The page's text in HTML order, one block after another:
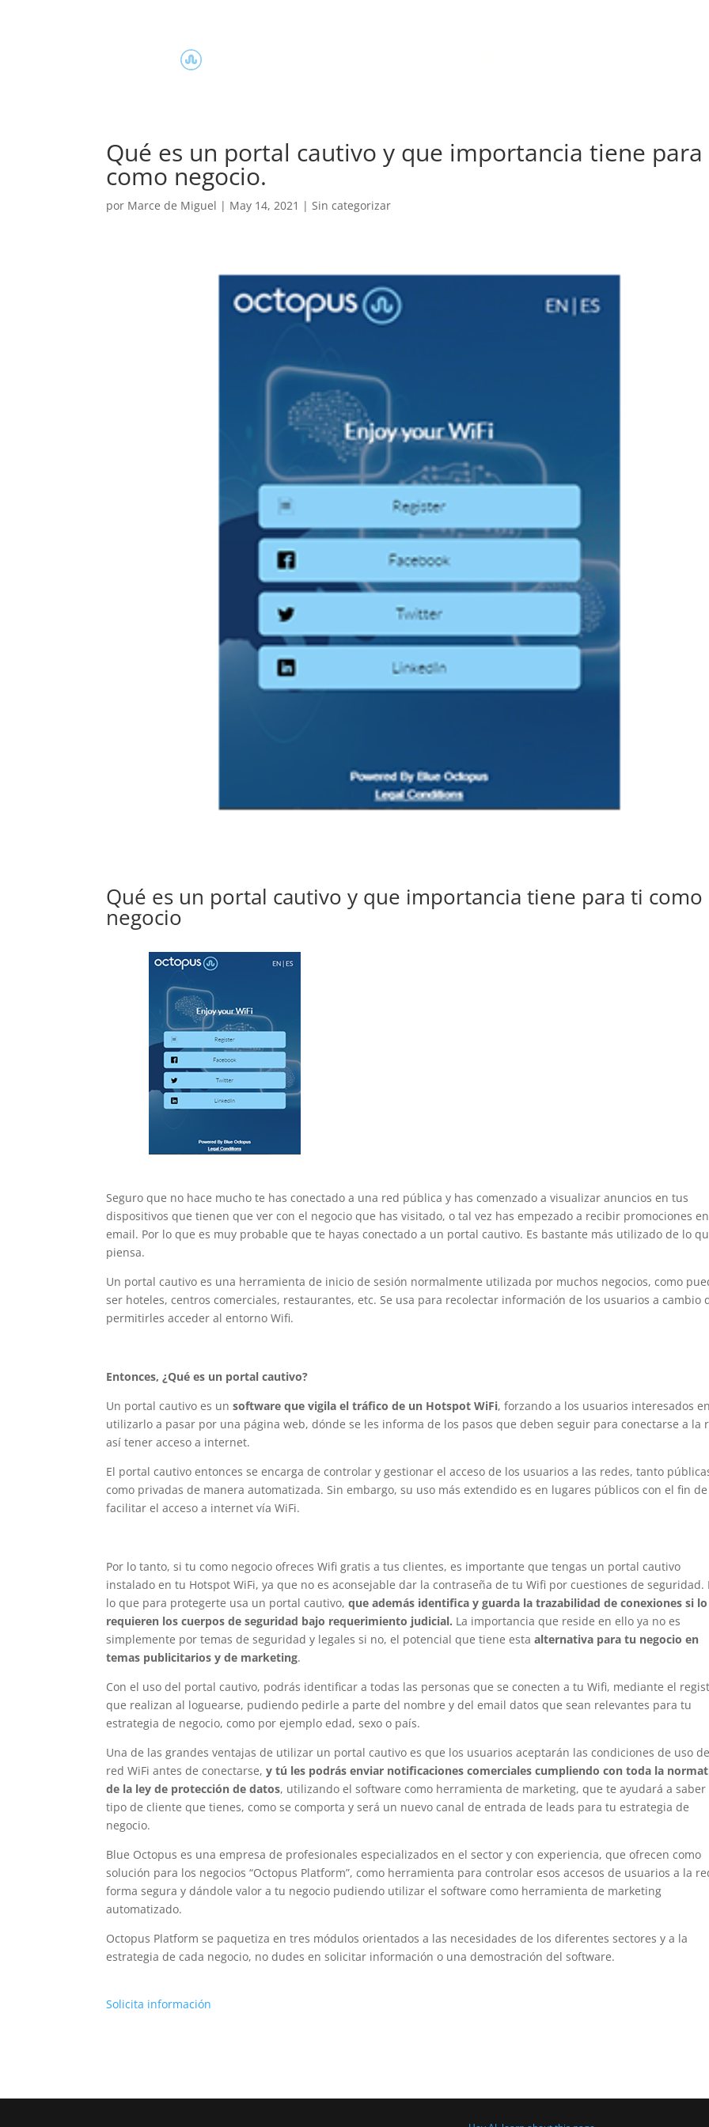
Qué es un portal cautivo y que importancia tiene
como negocio.
por Marce de Miguel | May 14, 2021 |Sin categorizar
Qué es un portal cautivo y que importancia tiene para ti como
negocio
Seguro que no hace mucho te has conectado a una red pública y has comenzado a visualizar anuncios en tus
dispositivos que tienen que ver con el negocio que has visitado, o tal vez has empezado a recibir promociones
email. Por lo que es muy probable que te hayas conectado a un portal cautivo. Es bastante más utilizado de lo
piensa.
Un portal cautivo es una herramienta de inicio de sesión normalmente utilizada por muchos negocios, como
ser hoteles, centros comerciales, restaurantes, etc. Se usa para recolectar información de los usuarios a cambio
permitirles acceder al entorno Wifi.
Entonces, ¿Qué es un portal cautivo?
Un portal cautivo es unsoftware que vigila el tráfico de un Hotspot WiFi, forzando a los usuarios interesados en
utilizarlo a pasar por una página web, dónde se les informa de los pasos que deben seguir para conectarse a la
así tener acceso a internet.
El portal cautivo entonces se encarga de controlar y gestionar el acceso de los usuarios a las redes, tanto
como privadas de manera automatizada. Sin embargo, su uso más extendido es en lugares públicos con el fin de
facilitar el acceso a internet vía WiFi.
Por lo tanto, si tu como negocio ofreces Wifi gratis a tus clientes, es importante que tengas un portal cautivo
instalado en tu Hotspot WiFi, ya que no es aconsejable dar la contraseña de tu Wifi por cuestiones de seguridad.
lo que para protegerte usa un portal cautivo,que además identifica y guarda la trazabilidad de conexiones si lo
requieren los cuerpos de seguridad bajo requerimiento judicial. La importancia que reside en ello ya no es
simplemente por temas de seguridad y legales si no, el potencial que tiene estaalternativa para tu negocio en
temas publicitarios y de marketing.
Con el uso del portal cautivo, podrás identificar a todas las personas que se conecten a tu Wifi, mediante el
que realizan al loguearse, pudiendo pedirle a parte del nombre y del email datos que sean relevantes para tu
estrategia de negocio, como por ejemplo edad, sexo o país.
Una de las grandes ventajas de utilizar un portal cautivo es que los usuarios aceptarán las condiciones de uso
red WiFi antes de conectarse,y tú les podrás enviar notificaciones comerciales cumpliendo con toda la
de la ley de protección de datos, utilizando el software como herramienta de marketing, que te ayudará a saber
tipo de cliente que tienes, como se comporta y será un nuevo canal de entrada de leads para tu estrategia de
negocio.
Blue Octopus es una empresa de profesionales especializados en el sector y con experiencia, que ofrecen como
solución para los negocios “Octopus Platform”, como herramienta para controlar esos accesos de usuarios a la
forma segura y dándole valor a tu negocio pudiendo utilizar el software como herramienta de marketing
automatizado.
Octopus Platform se paquetiza en tres módulos orientados a las necesidades de los diferentes sectores y a la
estrategia de cada negocio, no dudes en solicitar información o una demostración del software.
Solicita información